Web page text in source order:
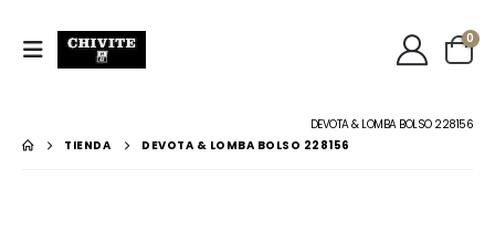
0
DEVOTA & LOMBA BOLSO 228156
TIENDA
DEVOTA & LOMBA BOLSO 228156